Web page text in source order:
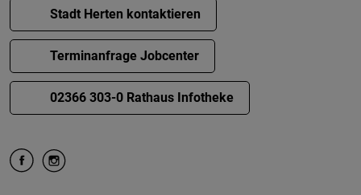
Stadt Herten kontaktieren
Terminanfrage Jobcenter
02366 303-0 Rathaus Infotheke